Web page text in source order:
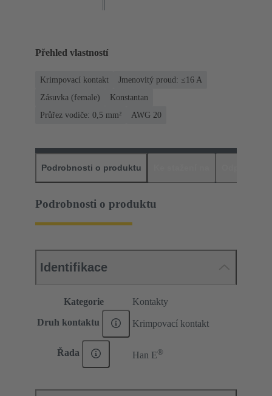
Přehled vlastností
Krimpovací kontakt
Jmenovitý proud: ≤16 A
Zásuvka (female)
Konstantan
Průřez vodiče: 0,5 mm²
AWG 20
Podrobnosti o produktu
Podrobnosti o produktu
Identifikace
Kategorie Kontakty
Druh kontaktu Krimpovací kontakt
Řada Han E®